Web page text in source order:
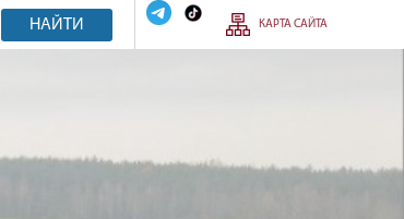
НАЙТИ КАРТА САЙТА